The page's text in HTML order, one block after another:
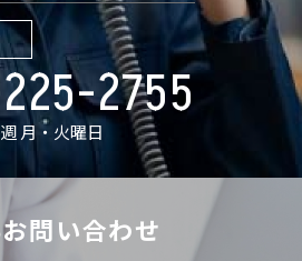
2755
月・火曜日
問い合わせ